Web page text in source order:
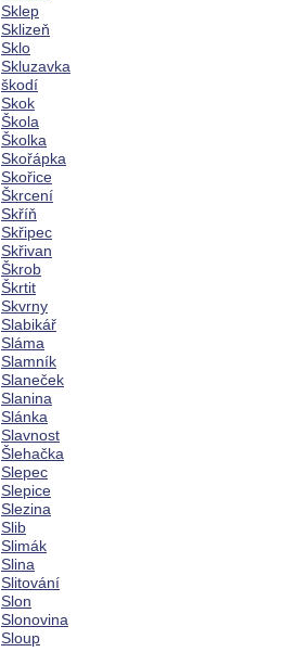
Sklep
Sklizeň
Sklo
Skluzavka
škodí
Skok
Škola
Školka
Skořápka
Skořice
Škrcení
Skříň
Skřipec
Skřivan
Škrob
Škrtit
Skvrny
Slabikář
Sláma
Slamník
Slaneček
Slanina
Slánka
Slavnost
Šlehačka
Slepec
Slepice
Slezina
Slib
Slimák
Slina
Slitování
Slon
Slonovina
Sloup